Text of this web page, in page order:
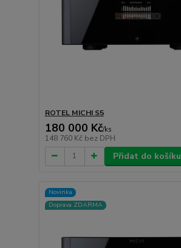
ROTEL MICHI S5
180 000 Kč/ks
148 760 Kč bez DPH
Přidat do košíku
Novinka
Doprava ZDARMA